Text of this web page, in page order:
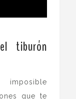
tiburón
que te